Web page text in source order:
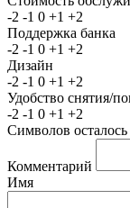
-2 -1 0 +1 +2
Поддержка банка
-2 -1 0 +1 +2
Дизайн
-2 -1 0 +1 +2
Удобство снятия/
-2 -1 0 +1 +2
Символов осталось
Комментарий
Имя